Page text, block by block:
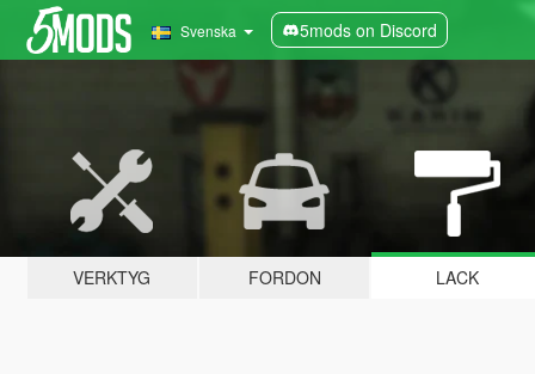
Svenska 5mods on Discord
VERKTYG FORDON LACK